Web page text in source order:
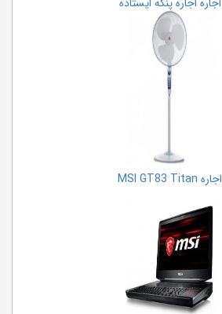
اجاره MSI GT83 Titan